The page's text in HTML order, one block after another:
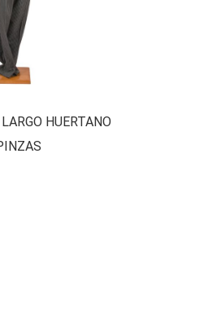
HUERTANO